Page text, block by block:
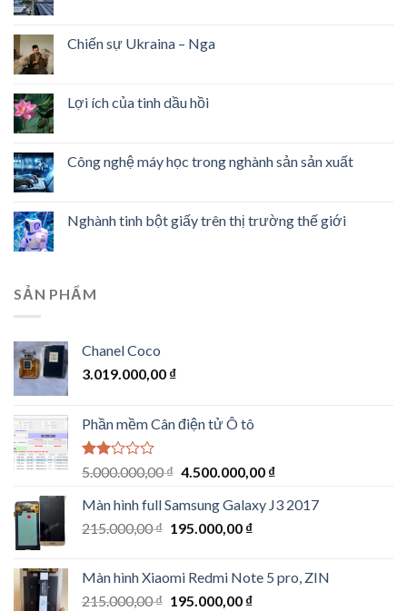
Chiến sự Ukraina – Nga
Lợi ích của tinh dầu hồi
Công nghệ máy học trong nghành sản sản xuất
Nghành tinh bột giấy trên thị trường thế giới
SẢN PHẨM
Chanel Coco
3.019.000,00 ₫
Phần mềm Cân điện tử Ô tô
Được
hạng
2.00
5
5.000.000,00₫ Giá
là:
5.000.000,00 ₫.
4.500.000,00 ₫Giá
tại
Màn hình full Samsung Galaxy J3 2017
215.000,00₫ Giá
215.000,00 ₫.
195.000,00 ₫Giá
là:
195.000,00 ₫.
Màn hình Xiaomi Redmi Note 5 pro, ZIN
215.000,00₫ Giá
195.000,00 ₫Giá